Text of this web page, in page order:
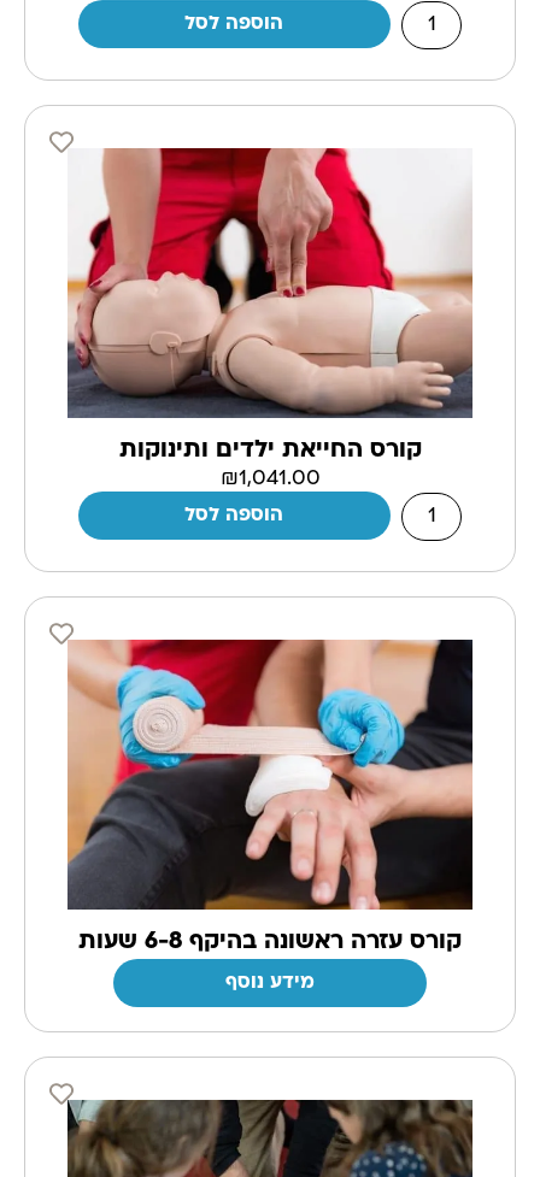
הוספה לסל
קורס החייאת ילדים ותינוקות
₪1,041.00
הוספה לסל
קורס עזרה ראשונה בהיקף 6-8 שעות
מידע נוסף